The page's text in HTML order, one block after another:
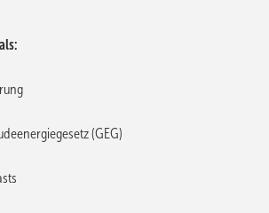
2024: Das sind die Finalisten!
(GEG)